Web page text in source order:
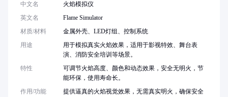
中文名
火焰模拟仪
英文名
Flame Simulator
材质/材料
金属外壳、LED灯组、控制系统
用途
用于模拟真实火焰效果，适用于影视特效、舞台表
演、消防安全培训等场景。
特性
可调节火焰高度、颜色和动态效果，安全无明火，节
能环保，使用寿命长。
作用/功能
提供逼真的火焰视觉效果，无需真实明火，确保安全